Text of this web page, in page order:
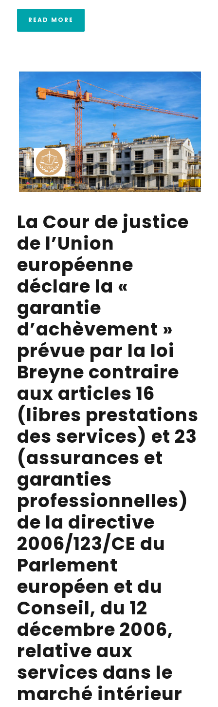
READ MORE
La Cour de justice
de l’Union
européenne
déclare la «
garantie
d’achèvement »
prévue par la loi
Breyne contraire
aux articles 16
(libres prestations
des services) et 23
(assurances et
garanties
professionnelles)
de la directive
2006/123/CE du
Parlement
européen et du
Conseil, du 12
décembre 2006,
relative aux
services dans le
marché intérieur